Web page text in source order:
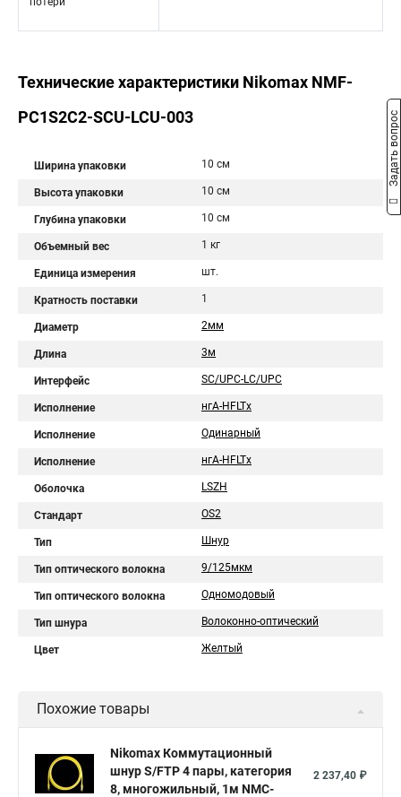
Технические характеристики Nikomax NMF-
PC1S2C2-SCU-LCU-003
Ширина упаковки 10 см
Высота упаковки 10 см
Глубина упаковки 10 см
Объемный вес 1 кг
Единица измерения шт.
Кратность поставки 1
Диаметр 2мм
Длина 3м
Интерфейс SC/UPC-LC/UPC
Исполнение нгA-HFLTx
Исполнение Одинарный
Исполнение нгА-HFLTx
Оболочка LSZH
Стандарт OS2
Тип Шнур
Тип оптического волокна 9/125мкм
Тип оптического волокна Одномодовый
Тип шнура Волоконно-оптический
Цвет Желтый
Похожие товары
Nikomax Коммутационный
шнур S/FTP 4 пары, категория
8, многожильный, 1м NMC-
2 237,40 ₽
Задать вопрос